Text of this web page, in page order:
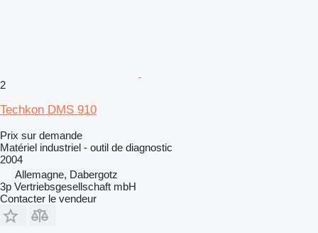
2
Techkon DMS 910
Prix sur demande
Matériel industriel - outil de diagnostic
2004
Allemagne, Dabergotz
3p Vertriebsgesellschaft mbH
Contacter le vendeur